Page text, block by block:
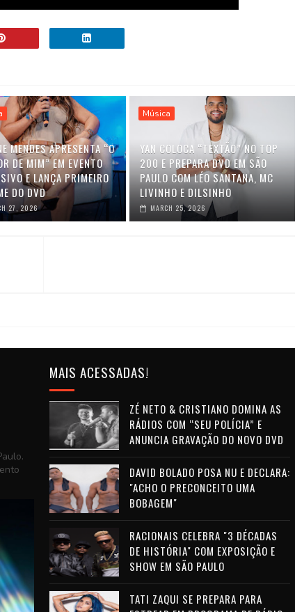
MENDES APRESENTA “O
DE MIM” EM EVENTO
E LANÇA PRIMEIRO
DO DVD
27, 2026
Música
YAN COLOCA “TEXTÃO” NO TOP
200 E PREPARA DVD EM SÃO
PAULO COM LÉO SANTANA, MC
LIVINHO E DILSINHO
MARCH 25, 2026
MAIS ACESSADAS!
ZÉ NETO & CRISTIANO DOMINA AS
RÁDIOS COM “SEU POLÍCIA” E
ANUNCIA GRAVAÇÃO DO NOVO DVD
DAVID BOLADO POSA NU E DECLARA:
"ACHO O PRECONCEITO UMA
BOBAGEM"
RACIONAIS CELEBRA "3 DÉCADAS
DE HISTÓRIA" COM EXPOSIÇÃO E
SHOW EM SÃO PAULO
TATI ZAQUI SE PREPARA PARA